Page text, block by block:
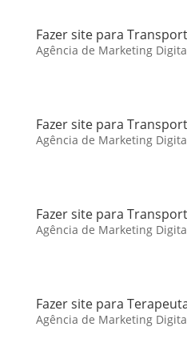
Fazer site para
Agência de Marketing
Fazer site para
Agência de Marketing
Fazer site para
Agência de Marketing
Fazer site para
Agência de Marketing